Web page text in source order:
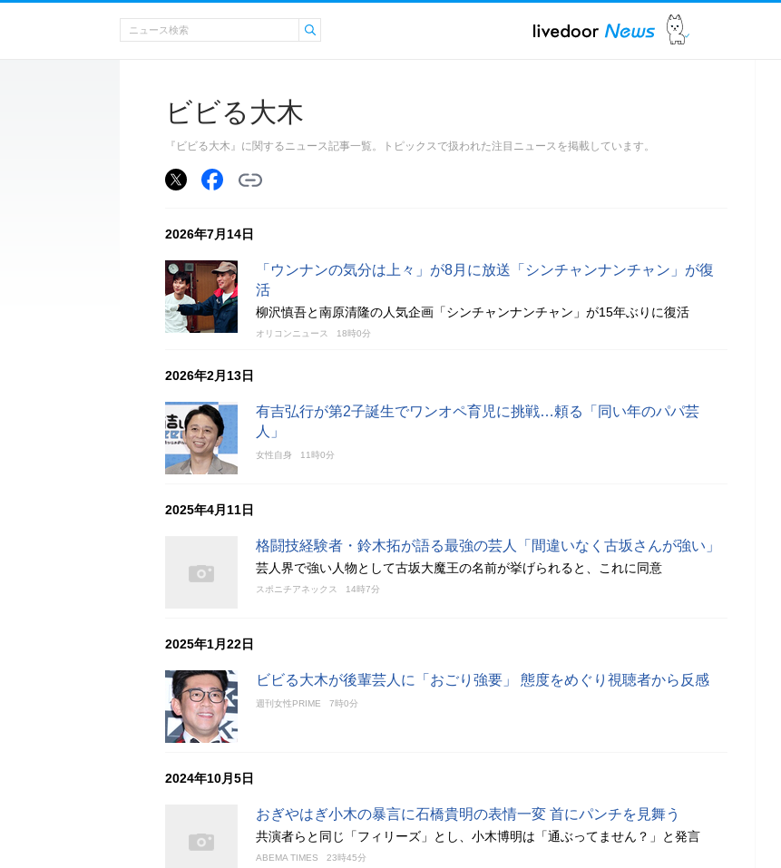
ビビる大木
『ビビる大木』に関するニュース記事一覧。トピックスで扱われた注目ニュースを掲載しています。
2026年7月14日
「ウンナンの気分は上々」が8月に放送「シンチャンナンチャン」が復
活
柳沢慎吾と南原清隆の人気企画「シンチャンナンチャン」が15年ぶりに復活
オリコンニュース 18時0分
2026年2月13日
有吉弘行が第2子誕生でワンオペ育児に挑戦…頼る「同い年のパパ芸
人」
女性自身 11時0分
2025年4月11日
格闘技経験者・鈴木拓が語る最強の芸人「間違いなく古坂さんが強い」
芸人界で強い人物として古坂大魔王の名前が挙げられると、これに同意
スポニチアネックス 14時7分
2025年1月22日
ビビる大木が後輩芸人に「おごり強要」 態度をめぐり視聴者から反感
週刊女性PRIME 7時0分
2024年10月5日
おぎやはぎ小木の暴言に石橋貴明の表情一変 首にパンチを見舞う
共演者らと同じ「フィリーズ」とし、小木博明は「通ぶってません？」と発言
ABEMA TIMES 23時45分